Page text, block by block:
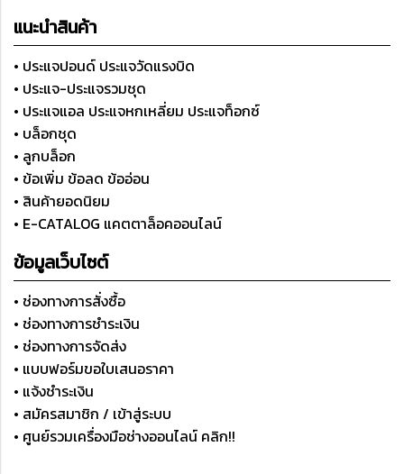
แนะนำสินค้า
• ประแจปอนด์ ประแจวัดแรงบิด
• ประแจ-ประแจรวมชุด
• ประแจแอล ประแจหกเหลี่ยม ประแจท็อกซ์
• บล็อกชุด
• ลูกบล็อก
• ข้อเพิ่ม ข้อลด ข้ออ่อน
• สินค้ายอดนิยม
• E-CATALOG แคตตาล็อคออนไลน์
ข้อมูลเว็บไซต์
• ช่องทางการสั่งซื้อ
• ช่องทางการชำระเงิน
• ช่องทางการจัดส่ง
• แบบฟอร์มขอใบเสนอราคา
• แจ้งชำระเงิน
• สมัครสมาชิก / เข้าสู่ระบบ
• ศูนย์รวมเครื่องมือช่างออนไลน์ คลิก!!